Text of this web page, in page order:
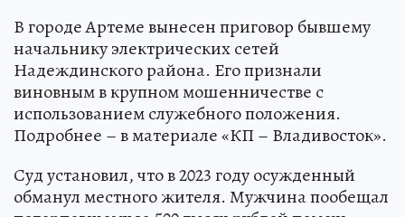
В городе Артеме вынесен приговор бывшему
начальнику электрических сетей
Надеждинского района. Его признали
виновным в крупном мошенничестве с
использованием служебного положения.
Подробнее – в материале «КП – Владивосток».
Суд установил, что в 2023 году осужденный
обманул местного жителя. Мужчина пообещал